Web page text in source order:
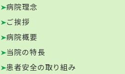
病院理念
ご挨拶
病院概要
当院の特長
患者安全の取り組み